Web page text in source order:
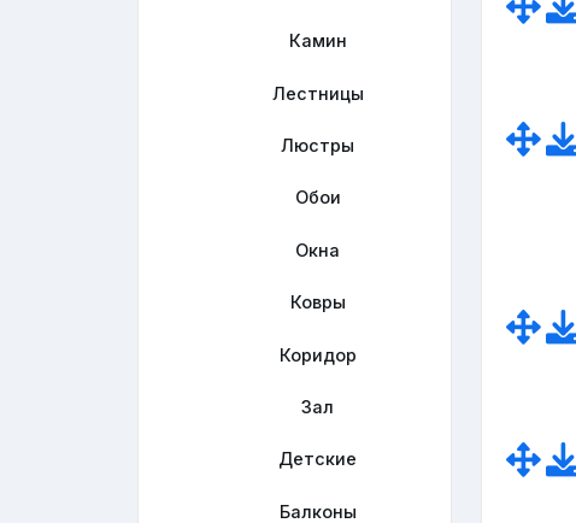
Камин
Лестницы
Люстры
Обои
Окна
Ковры
Коридор
Зал
Детские
Балконы